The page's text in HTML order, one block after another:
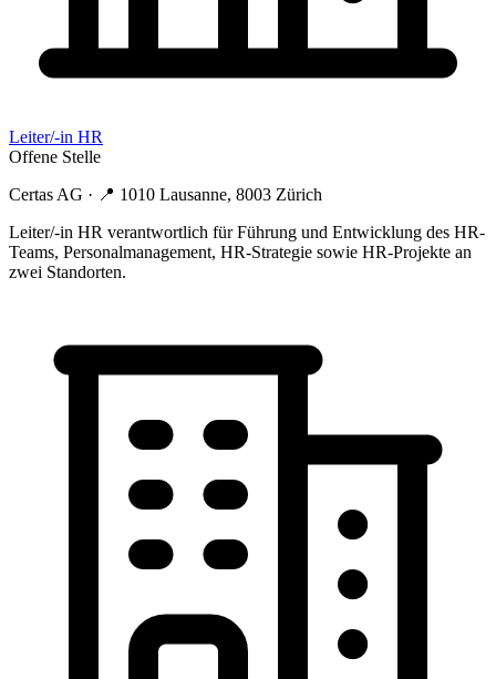
Leiter/-in HR
Offene Stelle
Certas AG · 📍 1010 Lausanne, 8003 Zürich
Leiter/-in HR verantwortlich für Führung und Entwicklung des HR-
Teams, Personalmanagement, HR-Strategie sowie HR-Projekte an
zwei Standorten.